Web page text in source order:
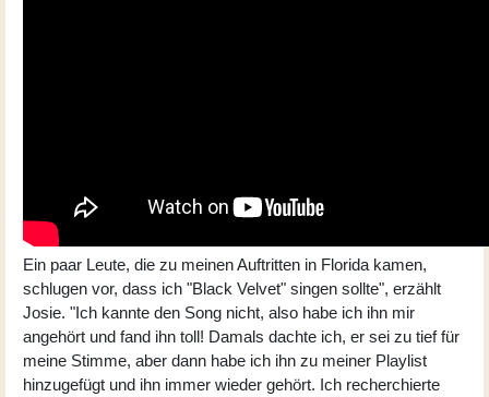
Ein paar Leute, die zu meinen Auftritten in Florida kamen,
schlugen vor, dass ich "Black Velvet" singen sollte", erzählt
Josie. "Ich kannte den Song nicht, also habe ich ihn mir
angehört und fand ihn toll! Damals dachte ich, er sei zu tief für
meine Stimme, aber dann habe ich ihn zu meiner Playlist
hinzugefügt und ihn immer wieder gehört. Ich recherchierte